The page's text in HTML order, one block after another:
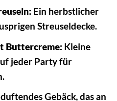
Ein herbstlicher
Streuseldecke.
Buttercreme:Kleine
jeder Party für
Gebäck, das an